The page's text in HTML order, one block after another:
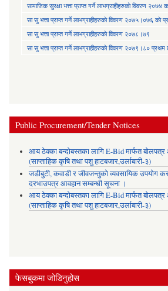
सामाजिक सुरक्षा भत्ता प्राप्त गर्ने लाभग्राहीहरुकाे विवरण २०७४
सा‍ सु भत्ता प्राप्त गर्ने लाभग्राहीहरुकाे विवरण २०७५।०७६ काे
सा‍ सु भत्ता प्राप्त गर्ने लाभग्राहीहरुकाे विवरण २०७८।७९
सा‍ सु भत्ता प्राप्त गर्ने लाभग्राहीहरुकाे विवरण २०७९।८० प्रथम
Public Procurement/Tender Notices
आय ठेक्का बन्दोबस्तका लागि E-Bid मार्फत बोलपत्र
(साप्ताहिक कृषि तथा पशु हाटबजार,उर्लाबारी-३)
जडीबुटी, कवाडी र जीवजन्तुको व्यवसायिक उपयोग
दरभाउपत्र आवहान सम्बन्धी सूचना ।
आय ठेक्का बन्दोबस्तका लागि E-Bid मार्फत बोलपत्र
(साप्ताहिक कृषि तथा पशु हाटबजार,उर्लाबारी-३)
फेसबुकमा जोडिनुहोस